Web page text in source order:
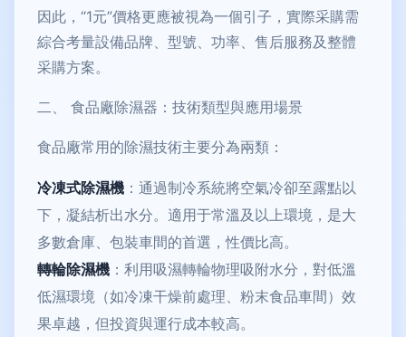
因此，“1元”價格更應被視為一個引子，實際采購需
綜合考量設備品牌、型號、功率、售后服務及整體
采購方案。
二、 食品廠除濕器：技術類型與應用場景
食品廠常用的除濕技術主要分為兩類：
冷凍式除濕機 ：通過制冷系統將空氣冷卻至露點以
下，凝結析出水分。適用于常溫及以上環境，是大
多數倉庫、包裝車間的首選，性價比高。
轉輪除濕機 ：利用吸濕轉輪物理吸附水分，對低溫
低濕環境（如冷凍干燥前處理、粉末食品車間）效
果卓越，但投資與運行成本較高。